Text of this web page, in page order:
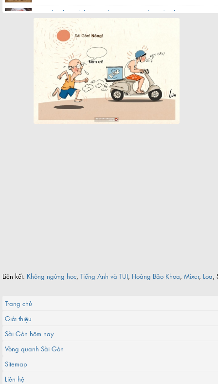
Hàng bánh canh bột gạo hơn 60 năm nằm gần chợ ở Sài Gòn
Quán cà phê bạc màu hơn nửa thế kỷ giữa lòng Sài Gòn
Chợ Bến Thành xưa tên thiệt là gì?
Khách sạn nổi 5 sao biểu tượng một thời của Sài Gòn
Cụ bà làm cửu vạn ở chợ đầu mối Sài Gòn
Liên kết: Không ngừng học, Tiếng Anh và TUI, Hoàng Bảo Khoa, Mixer, Loa,
Trang chủ
Giới thiệu
Sài Gòn hôm nay
Vòng quanh Sài Gòn
Sitemap
Liên hệ